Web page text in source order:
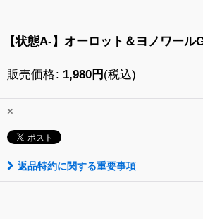
【状態A-】オーロット＆ヨノワー
販売価格: 1,980円 (税込)
×
返品特約に関する重要事項